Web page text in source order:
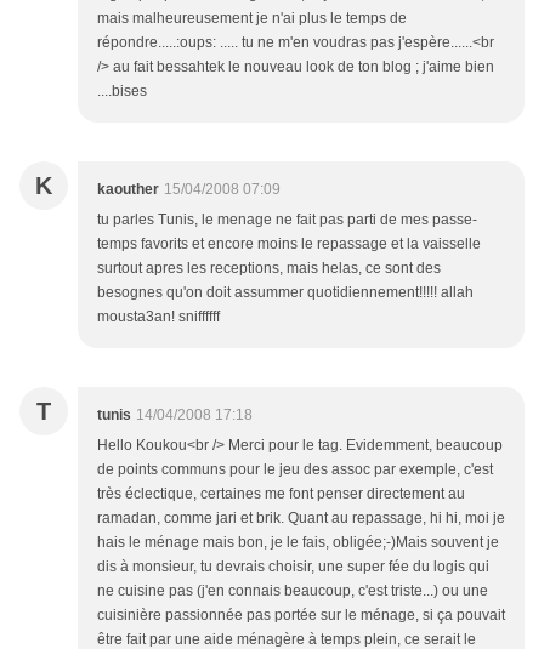
mais malheureusement je n'ai plus le temps de
répondre.....:oups: ..... tu ne m'en voudras pas j'espère......<br
/> au fait bessahtek le nouveau look de ton blog ; j'aime bien
....bises
K kaouther 15/04/2008 07:09
tu parles Tunis, le menage ne fait pas parti de mes passe-
temps favorits et encore moins le repassage et la vaisselle
surtout apres les receptions, mais helas, ce sont des
besognes qu'on doit assummer quotidiennement!!!!! allah
mousta3an! sniffffff
T tunis 14/04/2008 17:18
Hello Koukou<br /> Merci pour le tag. Evidemment, beaucoup
de points communs pour le jeu des assoc par exemple, c'est
très éclectique, certaines me font penser directement au
ramadan, comme jari et brik. Quant au repassage, hi hi, moi je
hais le ménage mais bon, je le fais, obligée;-)Mais souvent je
dis à monsieur, tu devrais choisir, une super fée du logis qui
ne cuisine pas (j'en connais beaucoup, c'est triste...) ou une
cuisinière passionnée pas portée sur le ménage, si ça pouvait
être fait par une aide ménagère à temps plein, ce serait le